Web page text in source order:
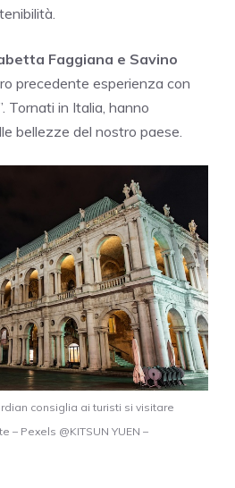
Faggiana e Savino
precedente esperienza con
Tornati in Italia, hanno
bellezze del nostro paese.
consiglia ai turisti si visitare
Pexels @KITSUN YUEN –